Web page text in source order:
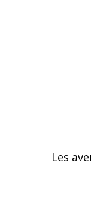
Les